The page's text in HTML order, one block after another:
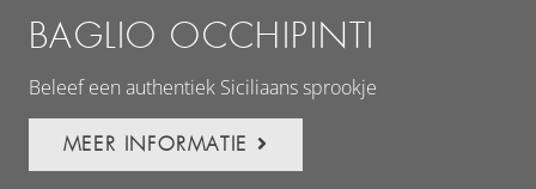
BAGLIO OCCHIPINTI
Beleef een authentiek Siciliaans sprookje
MEER INFORMATIE